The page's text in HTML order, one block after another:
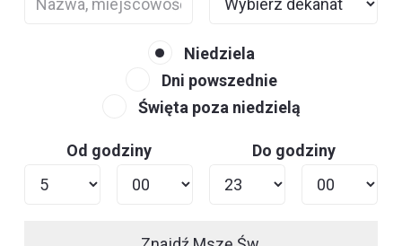
Niedziela
Dni powszednie
Święta poza niedzielą
Od godziny Do godziny